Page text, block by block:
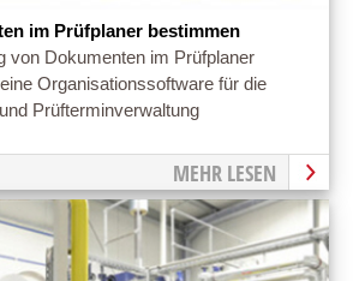
im Prüfplaner bestimmen
von Dokumenten im Prüfplaner
Organisationssoftware für die
Prüfterminverwaltung
MEHR LESEN